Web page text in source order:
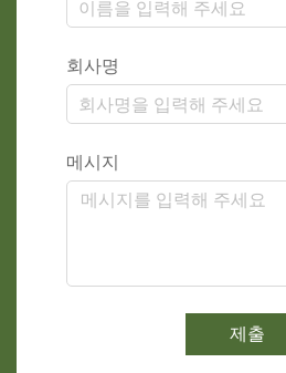
회사명
메시지
제출